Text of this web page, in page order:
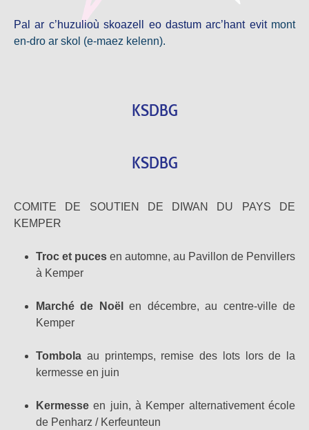
Pal ar c’huzulioù skoazell eo dastum arc’hant evit mont
en-dro ar skol (e-maez kelenn).
KSDBG
KSDBG
COMITE DE SOUTIEN DE DIWAN DU PAYS DE
KEMPER
Troc et puces en automne, au Pavillon de Penvillers
à Kemper
Marché de Noël
en décembre, au centre-ville de
Kemper
Tombola au printemps, remise des lots lors de la
kermesse en juin
Kermesseen juin, à Kemper alternativement école
de Penharz / Kerfeunteun